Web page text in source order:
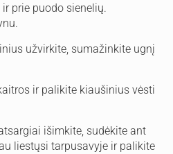
prie puodo sienelių.
užvirkite, sumažinkite ugnį
ir palikite kiaušinius vėsti
išimkite, sudėkite ant
liestųsi tarpusavyje ir palikite